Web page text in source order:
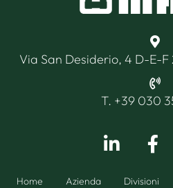
Home Azienda Divisioni
Via San Desiderio, 4 D-E-
T. +39 030